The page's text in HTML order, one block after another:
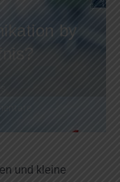
by
und kleine